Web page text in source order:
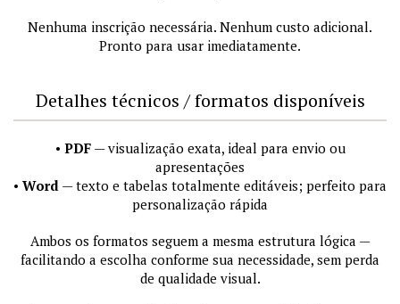
Nenhuma inscrição necessária. Nenhum custo adicional.
Pronto para usar imediatamente.
Detalhes técnicos / formatos disponíveis
• PDF— visualização exata, ideal para envio ou
apresentações
• Word — texto e tabelas totalmente editáveis; perfeito para
personalização rápida
Ambos os formatos seguem a mesma estrutura lógica —
facilitando a escolha conforme sua necessidade, sem perda
de qualidade visual.